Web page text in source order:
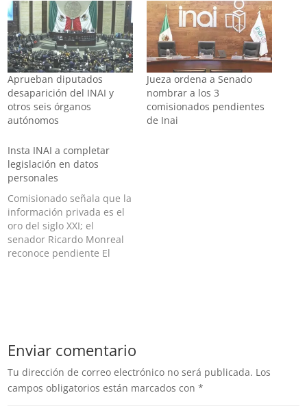
Aprueban diputados
desaparición del INAI y
otros seis órganos
autónomos
Jueza ordena a Senado
nombrar a los 3
comisionados pendientes
de Inai
Insta INAI a completar
legislación en datos
personales
Comisionado señala que la
información privada es el
oro del siglo XXI; el
senador Ricardo Monreal
reconoce pendiente El
legislación con el fin de
Enviar comentario
Tu dirección de correo electrónico no será publicada. Los
campos obligatorios están marcados con*